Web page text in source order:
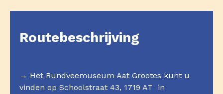
Routebeschrijving
→ Het Rundveemuseum Aat Grootes kunt u
vinden op Schoolstraat 43, 1719 AT in